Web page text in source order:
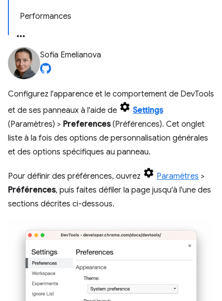
Performances
Sofia Emelianova
Configurez l'apparence et le comportement de DevTools
et de ses panneaux à l'aide de
Settings
(Paramètres) > Preferences(Préférences). Cet onglet
liste à la fois des options de personnalisation générales
et des options spécifiques au panneau.
Pour définir des préférences, ouvrez Paramètres >
Préférences, puis faites défiler la page jusqu'à l'une des
sections décrites ci-dessous.